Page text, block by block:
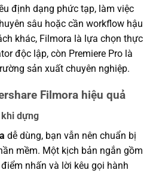
định dạng phức tạp, làm việc
sâu hoặc cần workflow hậu
khác, Filmora là lựa chọn thực
độc lập, còn Premiere Pro là
sản xuất chuyên nghiệp.
Filmora hiệu quả
dựng
dễ dùng, bạn vẫn nên chuẩn bị
mềm. Một kịch bản ngắn gồm
nhấn và lời kêu gọi hành